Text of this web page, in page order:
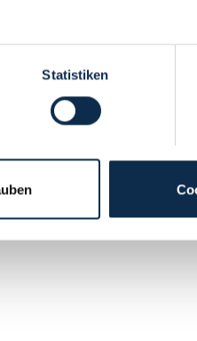
Statistiken